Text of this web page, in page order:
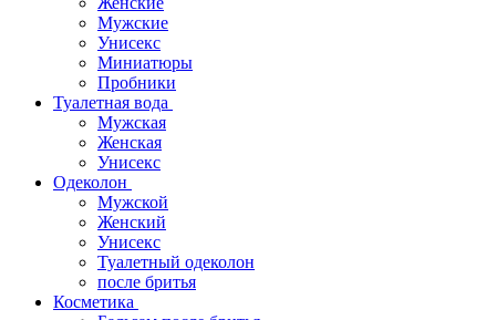
Мужские
Унисекс
Миниатюры
Пробники
Туалетная вода
Мужская
Женская
Унисекс
Одеколон
Мужской
Женский
Унисекс
Туалетный одеколон
после бритья
Косметика